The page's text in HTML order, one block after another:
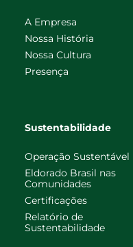
A Empresa
Nossa História
Nossa Cultura
Presença
Sustentabilidade
Operação Sustentável
Eldorado Brasil nas
Comunidades
Certificações
Relatório de
Sustentabilidade